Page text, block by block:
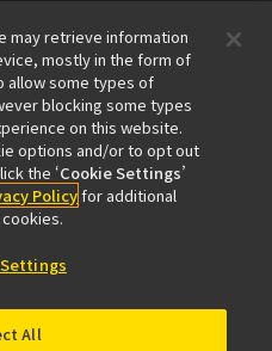
ズセレクターPubScope
ストリアルソリューション
may retrieve information
mostly in the form of
allow some types of
blocking some types
on this website.
options and/or to opt out
the ‘Cookie Settings’
Policyfor additional
All